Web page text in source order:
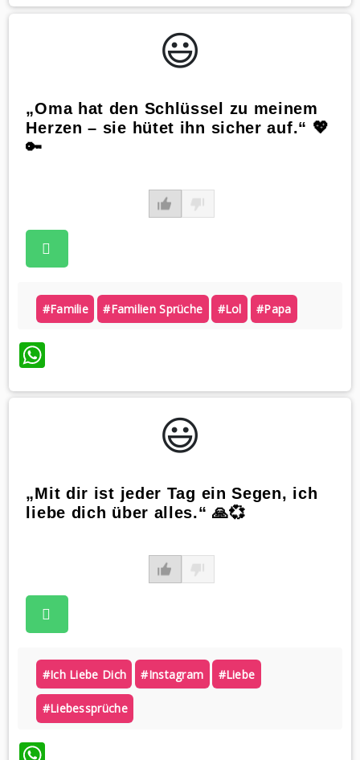
😃️
„Oma hat den Schlüssel zu meinem
Herzen – sie hütet ihn sicher auf.“ 💖
🔑
#familie #familien Sprüche #lol #papa
WhatsApp
😃️
„Mit dir ist jeder Tag ein Segen, ich
liebe dich über alles.“ 🙏💞
#ich Liebe Dich #instagram #liebe
#liebessprüche